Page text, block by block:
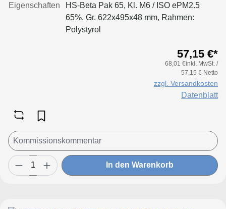
Eigenschaften
HS-Beta Pak 65, Kl. M6 / ISO ePM2.5
65%, Gr. 622x495x48 mm, Rahmen:
Polystyrol
57,15 €*
68,01 €inkl. MwSt. /
57,15 € Netto
zzgl. Versandkosten
Datenblatt
In den Warenkorb